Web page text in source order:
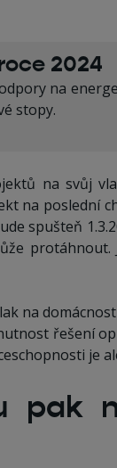
2024
na
stopy.
na svůj
na poslední
spušteň
na
řešení
je
pak